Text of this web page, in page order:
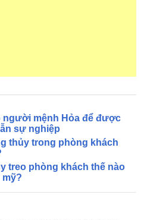
người mệnh Hỏa để được
sự nghiệp
thủy trong phòng khách
treo phòng khách thế nào
mỹ?